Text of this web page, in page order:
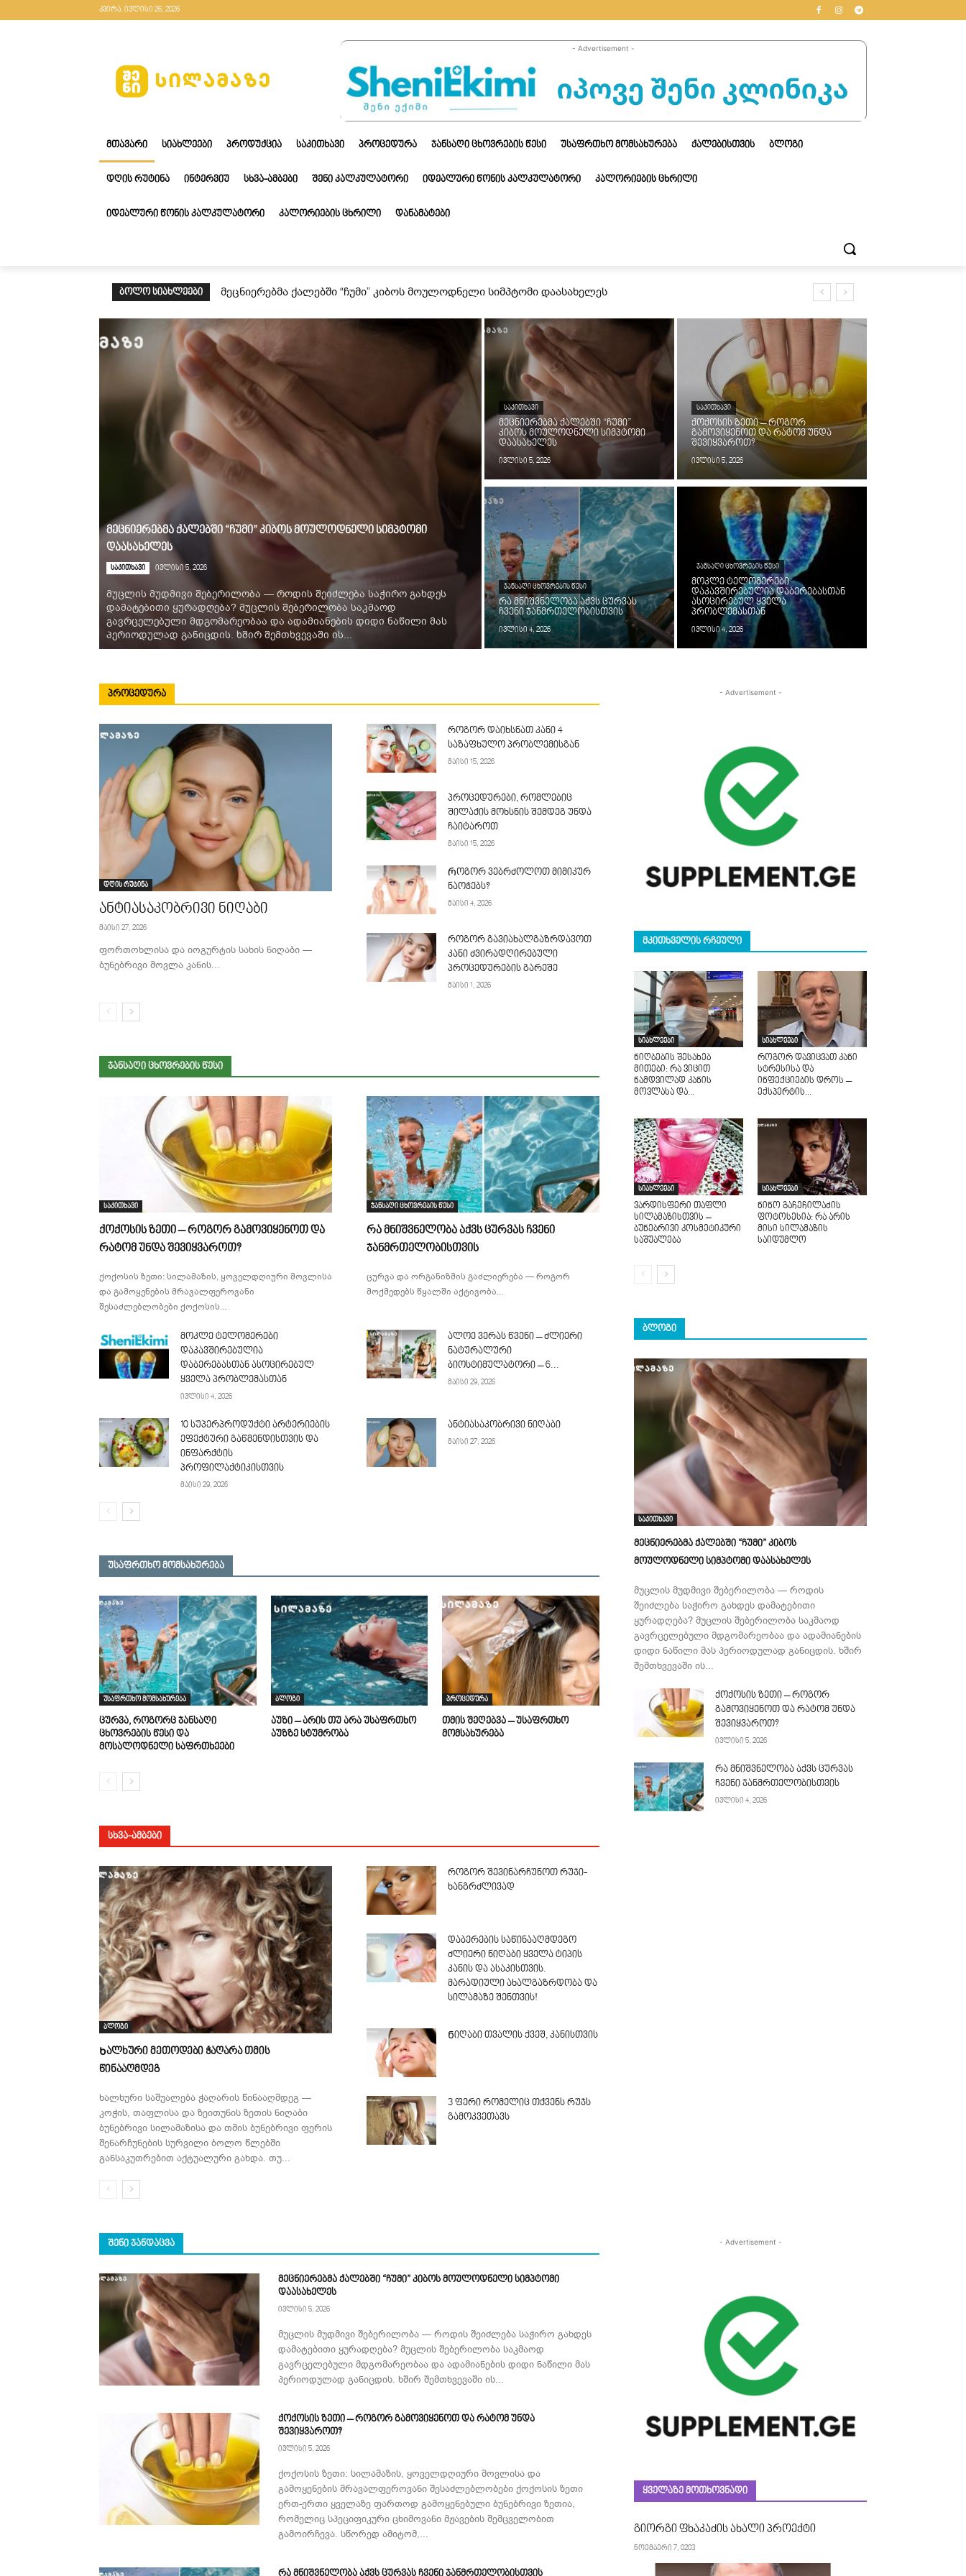
კვირა, ივლისი 26, 2026
- Advertisement -
ᲛᲗᲐᲕᲐᲠᲘ ᲡᲘᲐᲮᲚᲔᲔᲑᲘ ᲞᲠᲝᲓᲣᲥᲪᲘᲐ ᲡᲐᲙᲘᲗᲮᲐᲕᲘ ᲞᲠᲝᲪᲔᲓᲣᲠᲐ ᲯᲐᲜᲡᲐᲦᲘ ᲪᲮᲝᲕᲠᲔᲑᲘᲡ ᲬᲔᲡᲘ ᲣᲡᲐᲤᲠᲗᲮᲝ ᲛᲝᲛᲡᲐᲮᲣᲠᲔᲑᲐ ᲥᲐᲚᲔᲑᲘᲡᲗᲕᲘᲡ ᲑᲚᲝᲒᲘ
ᲓᲦᲘᲡ ᲠᲣᲢᲘᲜᲐ ᲘᲜᲢᲔᲠᲕᲘᲣ ᲡᲮᲕᲐ-ᲐᲛᲑᲔᲑᲘ ᲨᲔᲜᲘ ᲙᲐᲚᲙᲣᲚᲐᲢᲝᲠᲘ ᲘᲓᲔᲐᲚᲣᲠᲘ ᲬᲝᲜᲘᲡ ᲙᲐᲚᲙᲣᲚᲐᲢᲝᲠᲘ ᲙᲐᲚᲝᲠᲘᲔᲑᲘᲡ ᲪᲮᲠᲘᲚᲘ
ᲘᲓᲔᲐᲚᲣᲠᲘ ᲬᲝᲜᲘᲡ ᲙᲐᲚᲙᲣᲚᲐᲢᲝᲠᲘ ᲙᲐᲚᲝᲠᲘᲔᲑᲘᲡ ᲪᲮᲠᲘᲚᲘ ᲓᲐᲜᲐᲛᲐᲢᲔᲑᲘ
ᲑᲝᲚᲝ ᲡᲘᲐᲮᲚᲔᲔᲑᲘ მეცნიერებმა ქალებში “ჩუმი” კიბოს მოულოდნელი სიმპტომი დაასახელეს
მეცნიერებმა ქალებში “ჩუმი” კიბოს მოულოდნელი სიმპტომი
დაასახელეს
საკითხავი ივლისი 5, 2026
მუცლის მუდმივი შებერილობა — როდის შეიძლება საჭირო გახდეს
დამატებითი ყურადღება? მუცლის შებერილობა საკმაოდ
გავრცელებული მდგომარეობაა და ადამიანების დიდი ნაწილი მას
პერიოდულად განიცდის. ხშირ შემთხვევაში ის...
ᲡᲐᲙᲘᲗᲮᲐᲕᲘ
მეცნიერებმა ქალებში “ჩუმი”
კიბოს მოულოდნელი სიმპტომი
დაასახელეს
ივლისი 5, 2026
ᲡᲐᲙᲘᲗᲮᲐᲕᲘ
ქოქოსის ზეთი – როგორ
გამოვიყენოთ და რატომ უნდა
შევიყვაროთ?
ივლისი 5, 2026
ᲯᲐᲜᲡᲐᲦᲘ ᲪᲮᲝᲕᲠᲔᲑᲘᲡ ᲬᲔᲡᲘ
რა მნიშვნელობა აქვს ცურვას
ჩვენი ჯანმრთელობისთვის
ივლისი 4, 2026
ᲯᲐᲜᲡᲐᲦᲘ ᲪᲮᲝᲕᲠᲔᲑᲘᲡ ᲬᲔᲡᲘ
მოკლე ტელომერები
დაკავშირებულია დაბერებასთან
ასოცირებულ ყველა
პრობლემასთან
ივლისი 4, 2026
ᲞᲠᲝᲪᲔᲓᲣᲠᲐ
დღის რუტინა
ანტიასაკობრივი ნიღაბი
მაისი 27, 2026
ფორთოხლისა და იოგურტის სახის ნიღაბი —
ბუნებრივი მოვლა კანის...
როგორ დაიხსნათ კანი 4
საზაფხულო პრობლემისგან
მაისი 15, 2026
პროცედურები, რომლებიც
შილაქის მოხსნის შემდეგ უნდა
ჩაიტაროთ
მაისი 15, 2026
Როგორ ვებრძოლოთ მიმიკურ
ნაოჭებს?
მაისი 4, 2026
როგორ გავიახალგაზრდავოთ
კანი ძვირადღირებული
პროცედურების გარეშე
მაისი 1, 2026
ᲯᲐᲜᲡᲐᲦᲘ ᲪᲮᲝᲕᲠᲔᲑᲘᲡ ᲬᲔᲡᲘ
საკითხავი
ქოქოსის ზეთი – როგორ გამოვიყენოთ და
რატომ უნდა შევიყვაროთ?
ქოქოსის ზეთი: სილამაზის, ყოველდღიური მოვლისა
და გამოყენების მრავალფეროვანი
შესაძლებლობები ქოქოსის...
ჯანსაღი ცხოვრების წესი
რა მნიშვნელობა აქვს ცურვას ჩვენი
ჯანმრთელობისთვის
ცურვა და ორგანიზმის გაძლიერება — როგორ
მოქმედებს წყალში აქტივობა...
მოკლე ტელომერები
დაკავშირებულია
დაბერებასთან ასოცირებულ
ყველა პრობლემასთან
ივლისი 4, 2026
ალოე ვერას წვენი – ძლიერი
ნატურალური
ბიოსტიმულატორი – 6...
მაისი 29, 2026
10 სუპერპროდუქტი არტერიების
ეფექტური გაწმენდისთვის და
ინფარქტის
პროფილაქტიკისთვის
მაისი 29, 2026
ანტიასაკობრივი ნიღაბი
მაისი 27, 2026
უსაფრთხო მომსახურება
უსაფრთხო მომსახურება
ცურვა, როგორც ჯანსაღი
ცხოვრების წესი და
მოსალოდნელი საფრთხეები
ბლოგი
აუზი – არის თუ არა უსაფრთხო
აუზზე სტუმრობა
პროცედურა
თმის შეღებვა – უსაფრთხო
მომსახურება
ᲡᲮᲕᲐ-ᲐᲛᲑᲔᲑᲘ
ბლოგი
Ხალხური მეთოდები ჭაღარა თმის
წინააღმდეგ
ხალხური საშუალება ჭაღარის წინააღმდეგ —
კოჭის, თაფლისა და ზეითუნის ზეთის ნიღაბი
ბუნებრივი სილამაზისა და თმის ბუნებრივი ფერის
შენარჩუნების სურვილი ბოლო წლებში
განსაკუთრებით აქტუალური გახდა. თუ...
როგორ შევინარჩუნოთ რუჯი-
ხანგრძლივად
დაბერების საწინააღმდეგო
ძლიერი ნიღაბი ყველა ტიპის
კანის და ასაკისთვის.
მარადიული ახალგაზრდობა და
სილამაზე შენთვის!
Ნიღაბი თვალის ქვეშ, კანისთვის
3 ფერი რომელიც თქვენს რუჯს
გამოკვეთავს
- Advertisement -
ᲛᲙᲘᲗᲮᲕᲔᲚᲘᲡ ᲠᲩᲔᲣᲚᲘ
სიახლეები
ნიღბების შესახებ
მითები: რა ვიცით
ნამდვილად კანის
მოვლასა და...
სიახლეები
როგორ დავიცვათ კანი
სტრესისა და
ინფექციების დროს –
ექსპერტის...
სიახლეები
ვარდისფერი თაფლი
სილამაზისთვის –
ბუნებრივი კოსმეტიკური
საშუალება
სიახლეები
ნინო გაჩეჩილაძის
ფოტოსესია: რა არის
მისი სილამაზის
საიდუმლო
ᲑᲚᲝᲒᲘ
საკითხავი
მეცნიერებმა ქალებში “ჩუმი” კიბოს
მოულოდნელი სიმპტომი დაასახელეს
მუცლის მუდმივი შებერილობა — როდის
შეიძლება საჭირო გახდეს დამატებითი
ყურადღება? მუცლის შებერილობა საკმაოდ
გავრცელებული მდგომარეობაა და ადამიანების
დიდი ნაწილი მას პერიოდულად განიცდის. ხშირ
შემთხვევაში ის...
ქოქოსის ზეთი – როგორ
გამოვიყენოთ და რატომ უნდა
შევიყვაროთ?
ივლისი 5, 2026
რა მნიშვნელობა აქვს ცურვას
ჩვენი ჯანმრთელობისთვის
ივლისი 4, 2026
ᲨᲔᲜᲘ ᲯᲐᲜᲓᲐᲪᲕᲐ
მეცნიერებმა ქალებში “ჩუმი” კიბოს მოულოდნელი სიმპტომი
დაასახელეს
ივლისი 5, 2026
მუცლის მუდმივი შებერილობა — როდის შეიძლება საჭირო გახდეს
დამატებითი ყურადღება? მუცლის შებერილობა საკმაოდ
გავრცელებული მდგომარეობაა და ადამიანების დიდი ნაწილი მას
პერიოდულად განიცდის. ხშირ შემთხვევაში ის...
ქოქოსის ზეთი – როგორ გამოვიყენოთ და რატომ უნდა
შევიყვაროთ?
ივლისი 5, 2026
ქოქოსის ზეთი: სილამაზის, ყოველდღიური მოვლისა და
გამოყენების მრავალფეროვანი შესაძლებლობები ქოქოსის ზეთი
ერთ-ერთი ყველაზე ფართოდ გამოყენებული ბუნებრივი ზეთია,
რომელიც სპეციფიკური ცხიმოვანი მჟავების შემცველობით
გამოირჩევა. სწორედ ამიტომ,...
- Advertisement -
ᲧᲕᲔᲚᲐᲖᲔ ᲛᲝᲗᲮᲝᲕᲜᲐᲓᲘ
გიორგი ფხაკაძის ახალი პროექტი
ნოემბერი 7, 0203